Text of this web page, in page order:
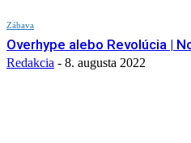
Zábava
Overhype alebo Revolúcia |
Redakcia - 8. augusta 2022